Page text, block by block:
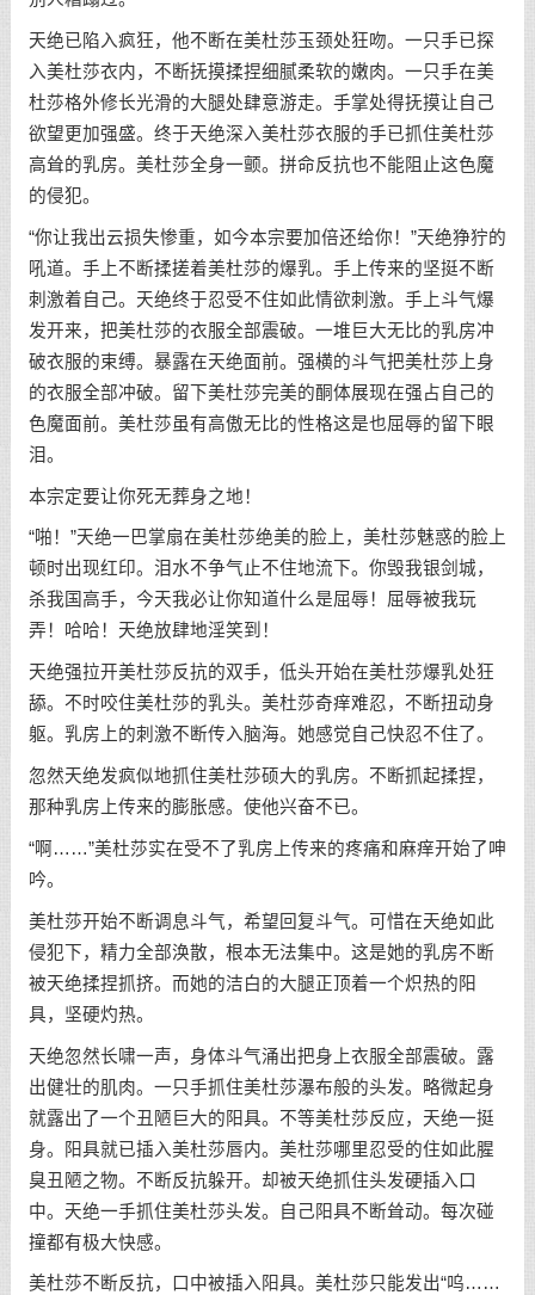
天绝已陷入疯狂，他不断在美杜莎玉颈处狂吻。一只手已探
入美杜莎衣内，不断抚摸揉捏细腻柔软的嫩肉。一只手在美
杜莎格外修长光滑的大腿处肆意游走。手掌处得抚摸让自己
欲望更加强盛。终于天绝深入美杜莎衣服的手已抓住美杜莎
高耸的乳房。美杜莎全身一颤。拼命反抗也不能阻止这色魔
的侵犯。
“你让我出云损失惨重，如今本宗要加倍还给你！”天绝狰狞的
吼道。手上不断揉搓着美杜莎的爆乳。手上传来的坚挺不断
刺激着自己。天绝终于忍受不住如此情欲刺激。手上斗气爆
发开来，把美杜莎的衣服全部震破。一堆巨大无比的乳房冲
破衣服的束缚。暴露在天绝面前。强横的斗气把美杜莎上身
的衣服全部冲破。留下美杜莎完美的酮体展现在强占自己的
色魔面前。美杜莎虽有高傲无比的性格这是也屈辱的留下眼
泪。
本宗定要让你死无葬身之地！
“啪！”天绝一巴掌扇在美杜莎绝美的脸上，美杜莎魅惑的脸上
顿时出现红印。泪水不争气止不住地流下。你毁我银剑城，
杀我国高手，今天我必让你知道什么是屈辱！屈辱被我玩
弄！哈哈！天绝放肆地淫笑到！
天绝强拉开美杜莎反抗的双手，低头开始在美杜莎爆乳处狂
舔。不时咬住美杜莎的乳头。美杜莎奇痒难忍，不断扭动身
躯。乳房上的刺激不断传入脑海。她感觉自己快忍不住了。
忽然天绝发疯似地抓住美杜莎硕大的乳房。不断抓起揉捏，
那种乳房上传来的膨胀感。使他兴奋不已。
“啊……”美杜莎实在受不了乳房上传来的疼痛和麻痒开始了呻
吟。
美杜莎开始不断调息斗气，希望回复斗气。可惜在天绝如此
侵犯下，精力全部涣散，根本无法集中。这是她的乳房不断
被天绝揉捏抓挤。而她的洁白的大腿正顶着一个炽热的阳
具，坚硬灼热。
天绝忽然长啸一声，身体斗气涌出把身上衣服全部震破。露
出健壮的肌肉。一只手抓住美杜莎瀑布般的头发。略微起身
就露出了一个丑陋巨大的阳具。不等美杜莎反应，天绝一挺
身。阳具就已插入美杜莎唇内。美杜莎哪里忍受的住如此腥
臭丑陋之物。不断反抗躲开。却被天绝抓住头发硬插入口
中。天绝一手抓住美杜莎头发。自己阳具不断耸动。每次碰
撞都有极大快感。
美杜莎不断反抗，口中被插入阳具。美杜莎只能发出“呜……